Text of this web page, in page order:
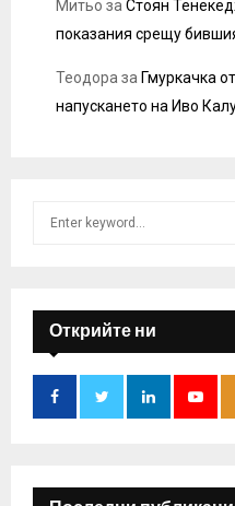
Митьо за Стоян
показания срещу
Теодора за Гмуркачка
напускането на Иво
f
o
:
Открийте ни